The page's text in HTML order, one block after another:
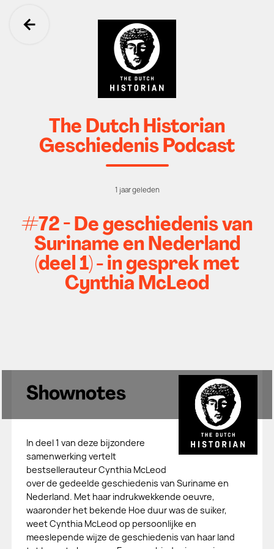
Ga terug
The Dutch Historian
Geschiedenis Podcast
1 jaar geleden
#72 - De geschiedenis van
Suriname en Nederland
(deel 1) - in gesprek met
Cynthia McLeod
Shownotes
In deel 1 van deze bijzondere
samenwerking vertelt
bestsellerauteur Cynthia McLeod
over de gedeelde geschiedenis van Suriname en
Nederland. Met haar indrukwekkende oeuvre,
waaronder het bekende Hoe duur was de suiker,
weet Cynthia McLeod op persoonlijke en
meeslepende wijze de geschiedenis van haar land